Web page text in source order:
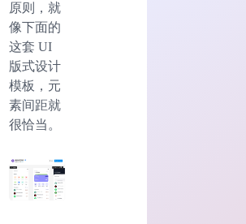
原则，就
像下面的
这套 UI
版式设计
模板，元
素间距就
很恰当。